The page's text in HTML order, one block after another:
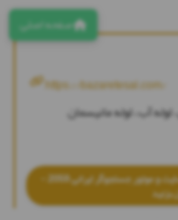
https://bazaretesal.com/
آب ، لوله مانیسمان
بزنید
صفحه اصلی